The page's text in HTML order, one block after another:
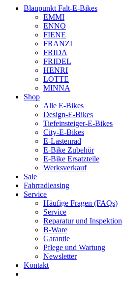
Blaupunkt Falt-E-Bikes
EMMI
ENNO
FIENE
FRANZI
FRIDA
FRIDEL
HENRI
LOTTE
MINNA
Shop
Alle E-Bikes
Design-E-Bikes
Tiefeinsteiger-E-Bikes
City-E-Bikes
E-Lastenrad
E-Bike Zubehör
E-Bike Ersatzteile
Werksverkauf
Sale
Fahrradleasing
Service
Häufige Fragen (FAQs)
Service
Reparatur und Inspektion
B-Ware
Garantie
Pflege und Wartung
Newsletter
Kontakt